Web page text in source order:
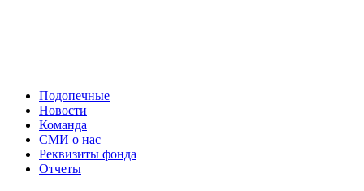
Подопечные
Новости
Команда
СМИ о нас
Реквизиты фонда
Отчеты